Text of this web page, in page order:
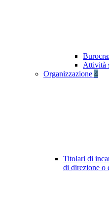
Attività
Organizzazione 4
Titolari di
di direzione o